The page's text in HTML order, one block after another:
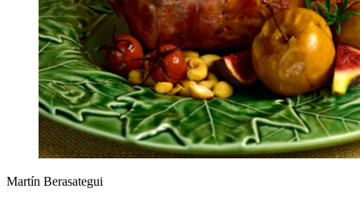
Martín Berasategui